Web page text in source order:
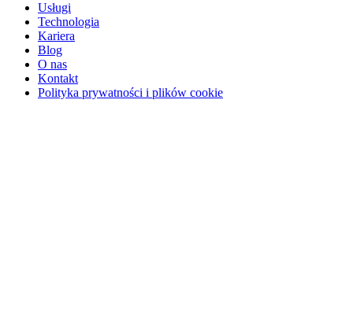
Usługi
Technologia
Kariera
Blog
O nas
Kontakt
Polityka prywatności i plików cookie